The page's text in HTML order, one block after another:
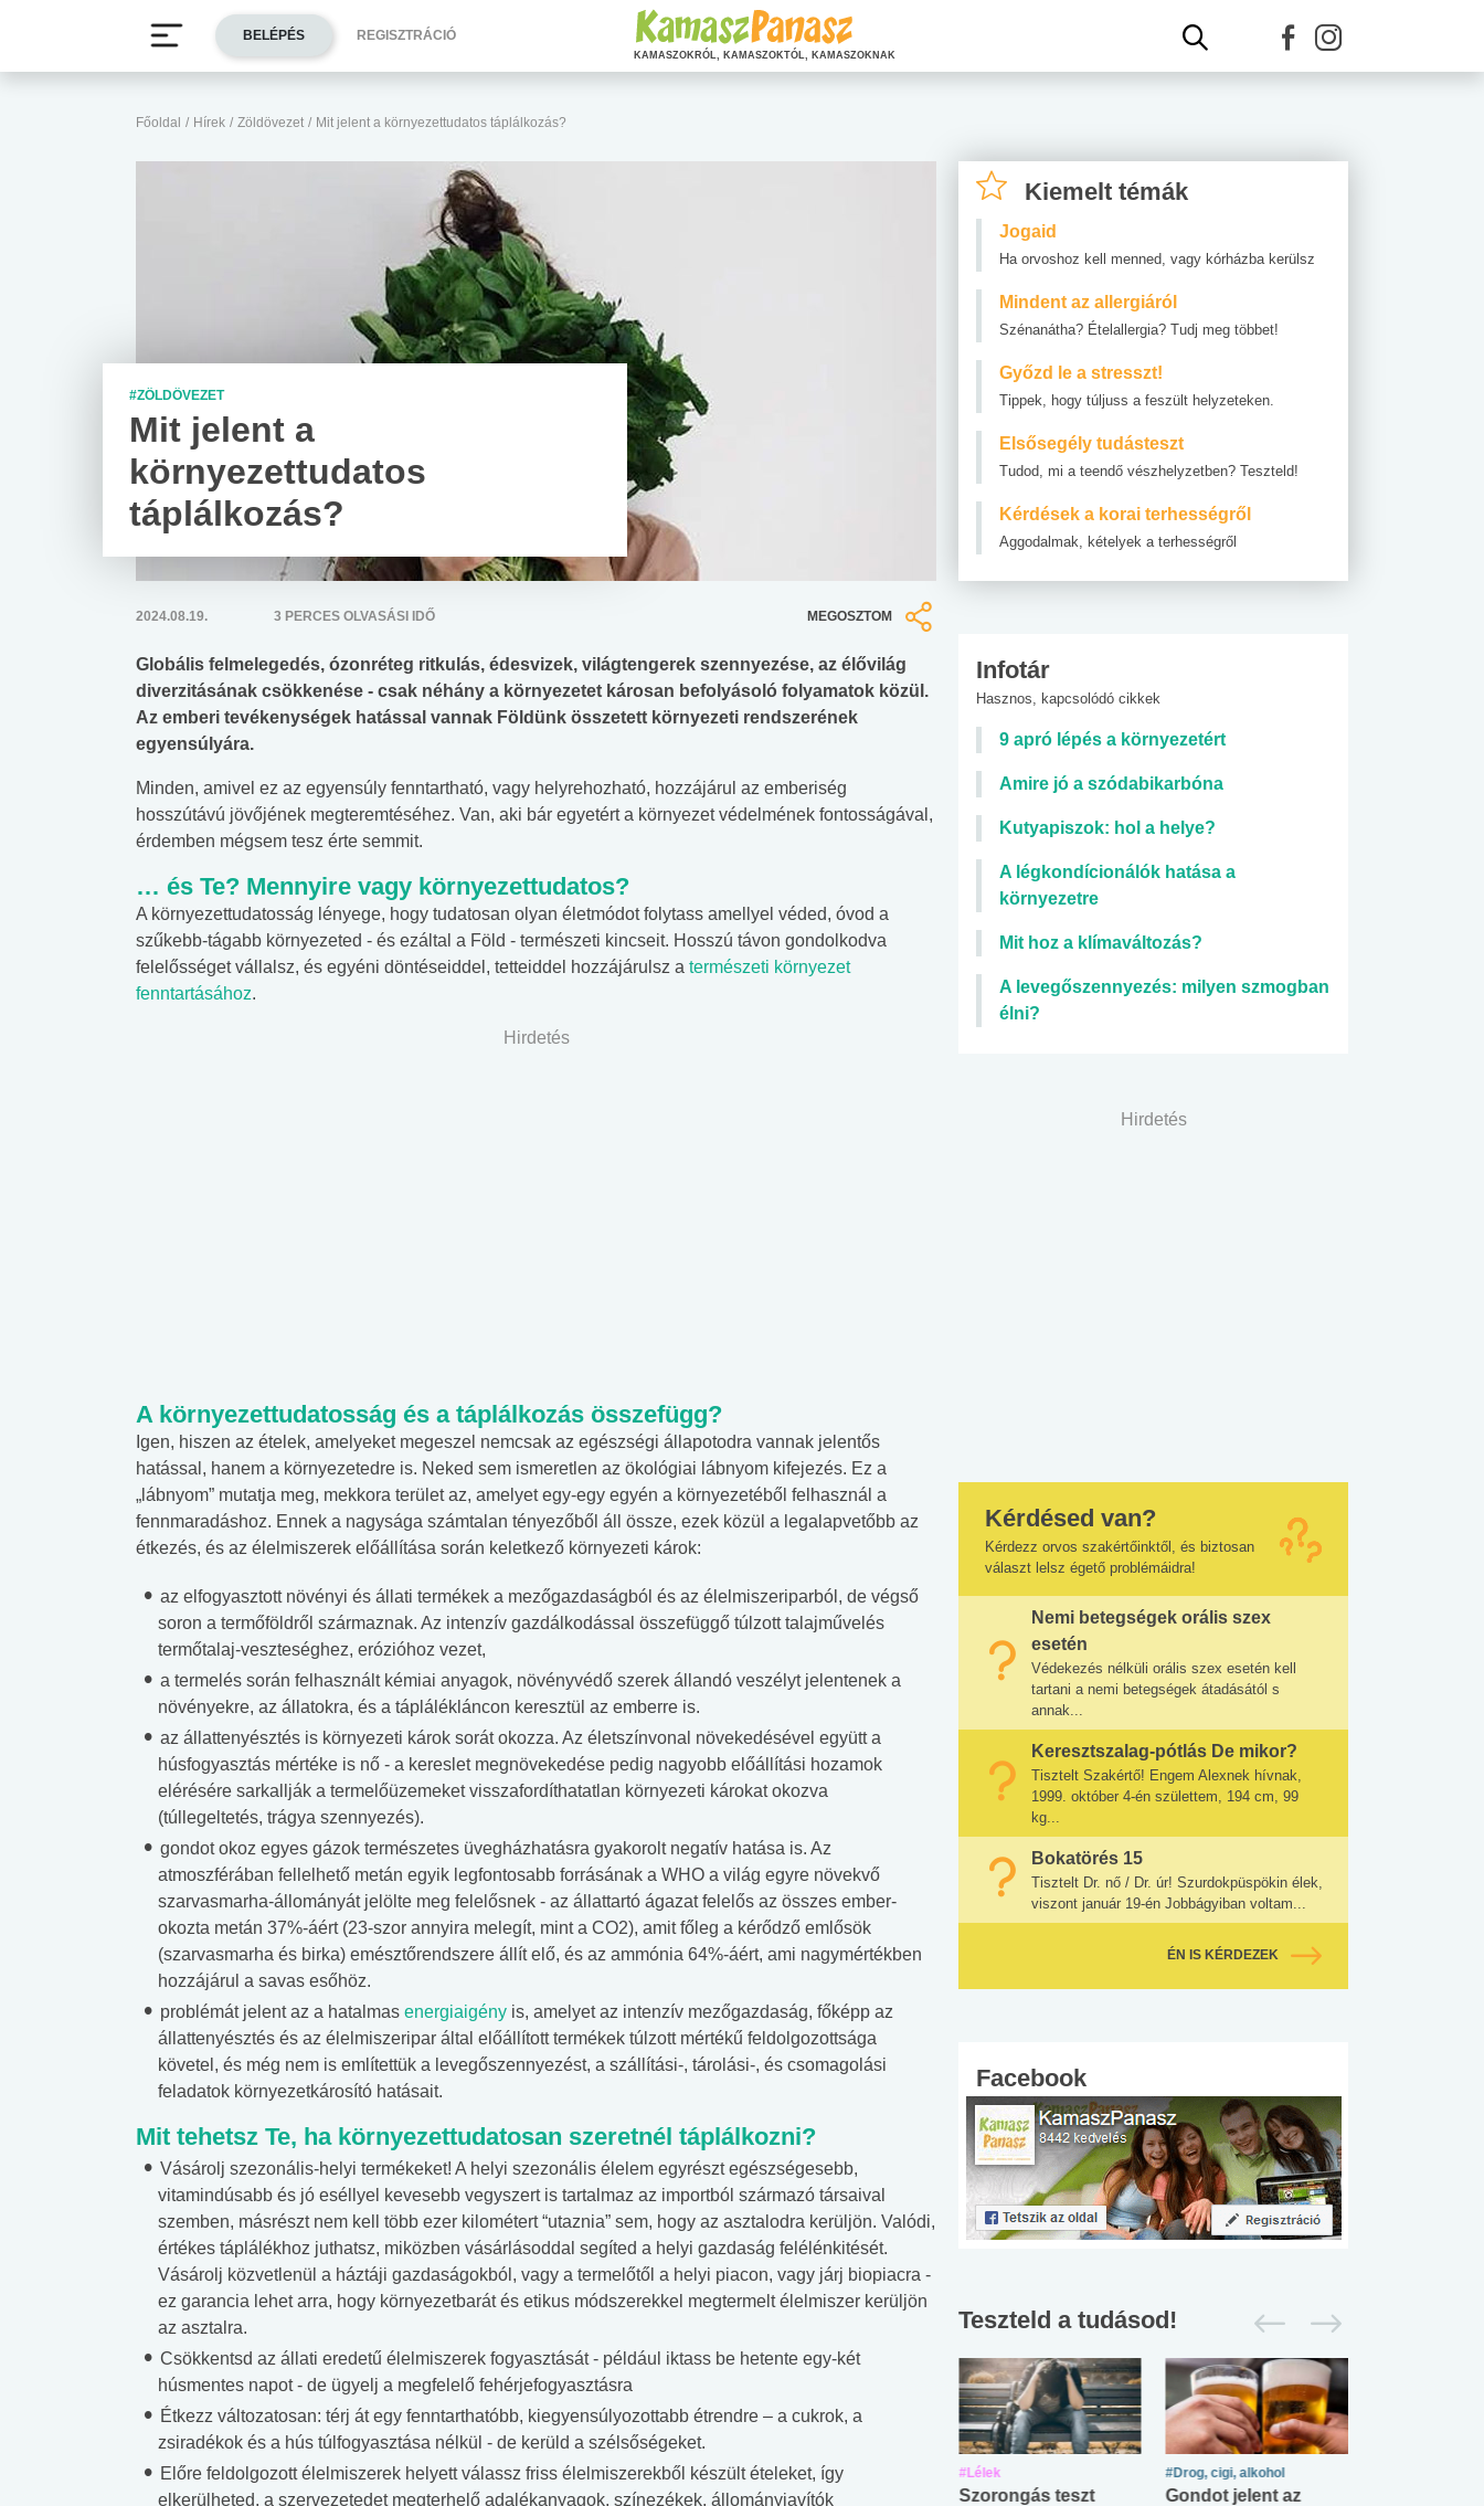
Főoldal / Hírek / Zöldövezet / Mit jelent a környezettudatos táplálkozás?
#ZÖLDÖVEZET
Mit jelent a
környezettudatos
táplálkozás?
2024.08.19. 3 PERCES OLVASÁSI IDŐ MEGOSZTOM
Globális felmelegedés, ózonréteg ritkulás, édesvizek, világtengerek szennyezése, az élővilág
diverzitásának csökkenése - csak néhány a környezetet károsan befolyásoló folyamatok közül.
Az emberi tevékenységek hatással vannak Földünk összetett környezeti rendszerének
egyensúlyára.
Minden, amivel ez az egyensúly fenntartható, vagy helyrehozható, hozzájárul az emberiség
hosszútávú jövőjének megteremtéséhez. Van, aki bár egyetért a környezet védelmének fontosságával,
érdemben mégsem tesz érte semmit.
… és Te? Mennyire vagy környezettudatos?
A környezettudatosság lényege, hogy tudatosan olyan életmódot folytass amellyel véded, óvod a
szűkebb-tágabb környezeted - és ezáltal a Föld - természeti kincseit. Hosszú távon gondolkodva
felelősséget vállalsz, és egyéni döntéseiddel, tetteiddel hozzájárulsz a természeti környezet
fenntartásához.
Hirdetés
A környezettudatosság és a táplálkozás összefügg?
Igen, hiszen az ételek, amelyeket megeszel nemcsak az egészségi állapotodra vannak jelentős
hatással, hanem a környezetedre is. Neked sem ismeretlen az ökológiai lábnyom kifejezés. Ez a
„lábnyom” mutatja meg, mekkora terület az, amelyet egy-egy egyén a környezetéből felhasznál a
fennmaradáshoz. Ennek a nagysága számtalan tényezőből áll össze, ezek közül a legalapvetőbb az
étkezés, és az élelmiszerek előállítása során keletkező környezeti károk:
az elfogyasztott növényi és állati termékek a mezőgazdaságból és az élelmiszeriparból, de végső
soron a termőföldről származnak. Az intenzív gazdálkodással összefüggő túlzott talajművelés
termőtalaj-veszteséghez, erózióhoz vezet,
a termelés során felhasznált kémiai anyagok, növényvédő szerek állandó veszélyt jelentenek a
növényekre, az állatokra, és a táplálékláncon keresztül az emberre is.
az állattenyésztés is környezeti károk sorát okozza. Az életszínvonal növekedésével együtt a
húsfogyasztás mértéke is nő - a kereslet megnövekedése pedig nagyobb előállítási hozamok
elérésére sarkallják a termelőüzemeket visszafordíthatatlan környezeti károkat okozva
(túllegeltetés, trágya szennyezés).
gondot okoz egyes gázok természetes üvegházhatásra gyakorolt negatív hatása is. Az
atmoszférában fellelhető metán egyik legfontosabb forrásának a WHO a világ egyre növekvő
szarvasmarha-állományát jelölte meg felelősnek - az állattartó ágazat felelős az összes ember-
okozta metán 37%-áért (23-szor annyira melegít, mint a CO2), amit főleg a kérődző emlősök
(szarvasmarha és birka) emésztőrendszere állít elő, és az ammónia 64%-áért, ami nagymértékben
hozzájárul a savas esőhöz.
problémát jelent az a hatalmas energiaigény is, amelyet az intenzív mezőgazdaság, főképp az
állattenyésztés és az élelmiszeripar által előállított termékek túlzott mértékű feldolgozottsága
követel, és még nem is említettük a levegőszennyezést, a szállítási-, tárolási-, és csomagolási
feladatok környezetkárosító hatásait.
Mit tehetsz Te, ha környezettudatosan szeretnél táplálkozni?
Vásárolj szezonális-helyi termékeket! A helyi szezonális élelem egyrészt egészségesebb,
vitamindúsabb és jó eséllyel kevesebb vegyszert is tartalmaz az importból származó társaival
szemben, másrészt nem kell több ezer kilométert “utaznia” sem, hogy az asztalodra kerüljön. Valódi,
értékes táplálékhoz juthatsz, miközben vásárlásoddal segíted a helyi gazdaság felélénkitését.
Vásárolj közvetlenül a háztáji gazdaságokból, vagy a termelőtől a helyi piacon, vagy járj biopiacra -
ez garancia lehet arra, hogy környezetbarát és etikus módszerekkel megtermelt élelmiszer kerüljön
az asztalra.
Csökkentsd az állati eredetű élelmiszerek fogyasztását - például iktass be hetente egy-két
húsmentes napot - de ügyelj a megfelelő fehérjefogyasztásra
Étkezz változatosan: térj át egy fenntarthatóbb, kiegyensúlyozottabb étrendre – a cukrok, a
zsiradékok és a hús túlfogyasztása nélkül - de kerüld a szélsőségeket.
Előre feldolgozott élelmiszerek helyett válassz friss élelmiszerekből készült ételeket, így
elkerülheted, a szervezetedet megterhelő adalékanyagok, színezékek, állományjavítók
Kiemelt témák
Jogaid
Ha orvoshoz kell menned, vagy kórházba kerülsz
Mindent az allergiáról
Szénanátha? Ételallergia? Tudj meg többet!
Győzd le a stresszt!
Tippek, hogy túljuss a feszült helyzeteken.
Elsősegély tudásteszt
Tudod, mi a teendő vészhelyzetben? Teszteld!
Kérdések a korai terhességről
Aggodalmak, kételyek a terhességről
Infotár
Hasznos, kapcsolódó cikkek
9 apró lépés a környezetért
Amire jó a szódabikarbóna
Kutyapiszok: hol a helye?
A légkondícionálók hatása a
környezetre
Mit hoz a klímaváltozás?
A levegőszennyezés: milyen szmogban
élni?
Hirdetés
Kérdésed van?
Kérdezz orvos szakértőinktől, és biztosan
választ lelsz égető problémáidra!
Nemi betegségek orális szex
esetén
Védekezés nélküli orális szex esetén kell
tartani a nemi betegségek átadásától s
annak...
Keresztszalag-pótlás De mikor?
Tisztelt Szakértő! Engem Alexnek hívnak,
1999. október 4-én születtem, 194 cm, 99
kg...
Bokatörés 15
Tisztelt Dr. nő / Dr. úr! Szurdokpüspökin élek,
viszont január 19-én Jobbágyiban voltam...
ÉN IS KÉRDEZEK
Facebook
Teszteld a tudásod!
#Zöldövezet
Mekkora az ökológiai
#Betegségek
Elsősegély
#Suli, munka
Angol középfokú
#Suli, munka
Internet-függőség
#Lélek
Szorongás teszt
#Drog, cigi, alkohol
Gondot jelent az
BELÉPÉS REGISZTRÁCIÓ
KAMASZOKRÓL, KAMASZOKTÓL, KAMASZOKNAK